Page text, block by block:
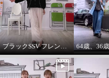
エムズ スタイル ソフトタイプ
ライター ギャザーリングアクセ
ブラックSSV フレンチシャツにブラックブルゾン so cool!